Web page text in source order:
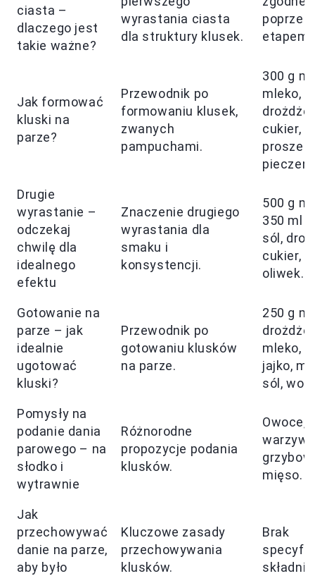
ciasta –
dlaczego jest
takie ważne?
wyrastania ciasta
dla struktury klusek.
etapem.
Jak formować
kluski na
parze?
Przewodnik po
formowaniu klusek,
zwanych
pampuchami.
300 g
mleko,
drożdże,
cukier,
proszek
Drugie
wyrastanie –
odczekaj
chwilę dla
idealnego
efektu
Znaczenie drugiego
wyrastania dla
smaku i
konsystencji.
500 g
350 ml
sól,
cukier,
oliwek.
Gotowanie na
parze – jak
idealnie
ugotować
kluski?
Przewodnik po
gotowaniu klusków
na parze.
250 g
drożdże,
mleko,
jajko,
sól,
Pomysły na
podanie dania
parowego – na
słodko i
wytrawnie
Różnorodne
propozycje podania
klusków.
Owoce,
mięso.
Jak
przechowywać
danie na parze,
aby było
Kluczowe zasady
przechowywania
klusków.
Brak